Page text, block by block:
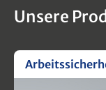
Unsere